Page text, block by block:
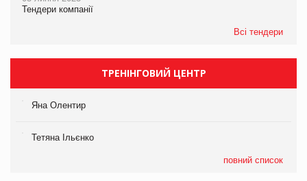
Тендери компанії
Всі тендери
ТРЕНІНГОВИЙ ЦЕНТР
Яна Олентир
Тетяна Ільєнко
повний список